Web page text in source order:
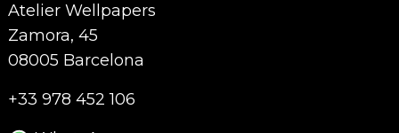
Atelier Wellpapers
Zamora, 45
08005 Barcelona
+33 978 452 106